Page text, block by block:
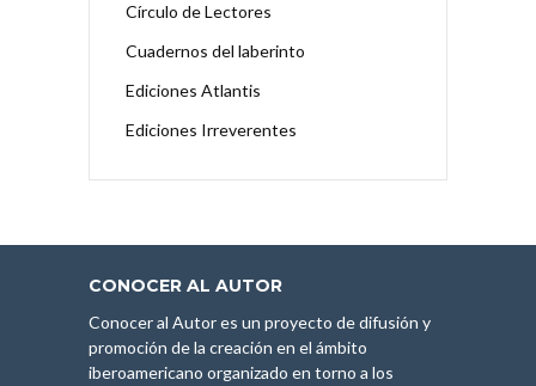
Círculo de Lectores
Cuadernos del laberinto
Ediciones Atlantis
Ediciones Irreverentes
CONOCER AL AUTOR
Conocer al Autor es un proyecto de difusión y
promoción de la creación en el ámbito
iberoamericano organizado en torno a los